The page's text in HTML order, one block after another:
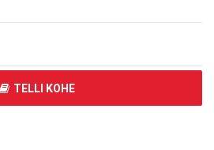
TELLI KOHE